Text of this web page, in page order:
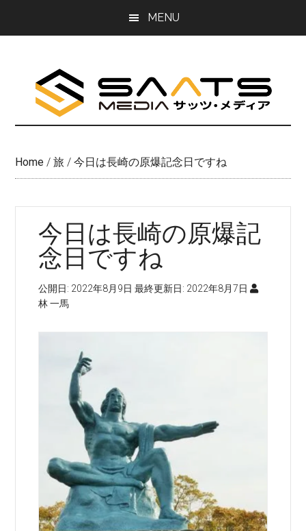
MENU
Home / 旅 / 今日は長崎の原爆記念日ですね
今日は長崎の原爆記
念日ですね
公開日: 2022年8月9日 最終更新日: 2022年8月7日
林 一馬